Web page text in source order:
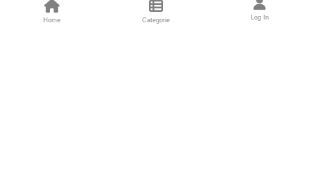
Home Categorie Log In